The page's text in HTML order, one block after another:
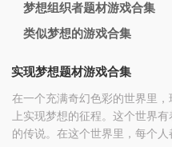
梦想组织者题材游戏合集
类似梦想的游戏合集
实现梦想题材游戏合集
在一个充满奇幻色彩的世界里
上实现梦想的征程。这个世界
的传说。在这个世界里，每个人